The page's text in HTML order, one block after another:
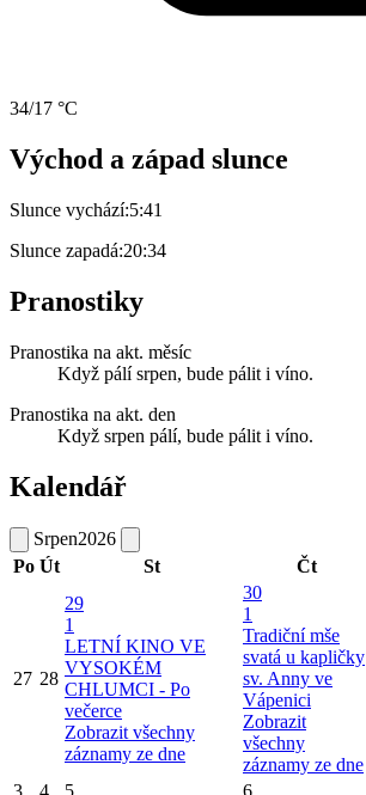
34/17 °C
Východ a západ slunce
Slunce vychází:5:41
Slunce zapadá:20:34
Pranostiky
Pranostika na akt. měsíc
Když pálí srpen, bude pálit i víno.
Pranostika na akt. den
Když srpen pálí, bude pálit i víno.
Kalendář
Srpen2026
Po Út St Čt
27 28
29
1
LETNÍ KINO VE
VYSOKÉM
CHLUMCI - Po
večerce
Zobrazit všechny
záznamy ze dne
30
1
Tradiční mše
svatá u kapličky
sv. Anny ve
Vápenici
Zobrazit
všechny
záznamy ze dne
3 4 5 6